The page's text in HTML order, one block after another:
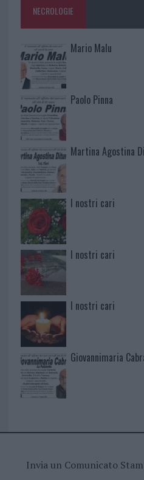
NECROLOGIE
Mario Malu
Paolo Pinna
Martina Agostina
I nostri cari
I nostri cari
I nostri cari
Giovannimaria
Invia un Comunicato